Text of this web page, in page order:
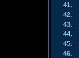
41.
42.
43.
44.
45.
46.